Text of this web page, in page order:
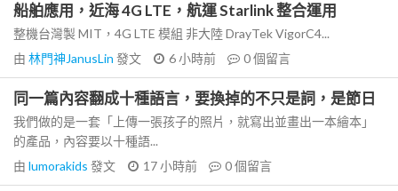
船舶應用，近海 4G LTE，航運 Starlink 整合運用
整機台灣製 MIT，4G LTE 模組 非大陸 DrayTek VigorC4...
由 林門神JanusLin 發文 6 小時前 0個留言
同一篇內容翻成十種語言，要換掉的不只是詞，是節日
我們做的是一套「上傳一張孩子的照片，就寫出並畫出一本繪本」
的產品，內容要以十種語...
由 lumorakids 發文 17 小時前 0個留言